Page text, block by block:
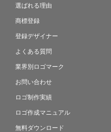
選ばれる理由
商標登録
登録デザイナー
よくある質問
業界別ロゴマーク
お問い合わせ
ロゴ制作実績
ロゴ作成マニュアル
無料ダウンロード